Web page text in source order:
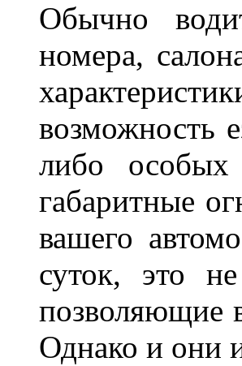
Обычно
номера,
возможность
либо особых
габаритные
вашего
суток, это
позволяющие
Однако и они